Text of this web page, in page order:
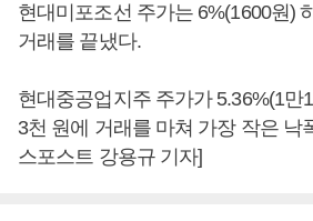
현대미포조선 주가는 6%(1600원)
거래를 끝냈다.
현대중공업지주 주가가 5.36%(1만
3천 원에 거래를 마쳐 가장 작은 낙
스포스트 강용규 기자]